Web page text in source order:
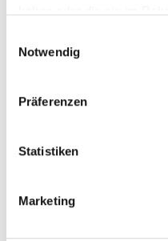
Notwendig
Präferenzen
Statistiken
Marketing